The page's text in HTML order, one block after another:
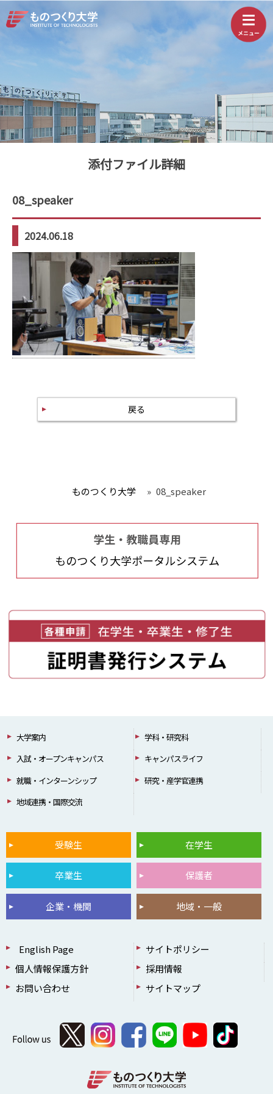
添付ファイル詳細
08_speaker
2024.06.18
戻る
ものつくり大学 » 08_speaker
大学案内
学科・研究科
入試・オープンキャンパス
キャンパスライフ
就職・インターンシップ
研究・産学官連携
地域連携・国際交流
受験生 在学生
卒業生 保護者
企業・機関 地域・一般
English Page
サイトポリシー
個人情報保護方針
採用情報
お問い合わせ
サイトマップ